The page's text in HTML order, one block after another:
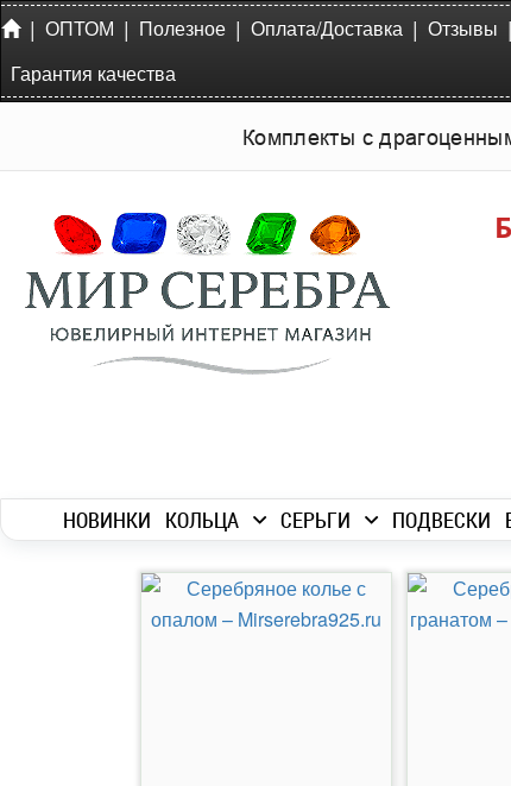
| ОПТОМ | Полезное | Оплата/Доставка | Отзывы |
Гарантия качества
Комплекты с
НОВИНКИ КОЛЬЦА СЕРЬГИ ПОДВЕСКИ